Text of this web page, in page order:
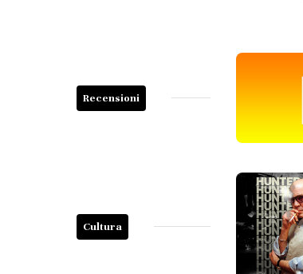
Recensioni
Cultura